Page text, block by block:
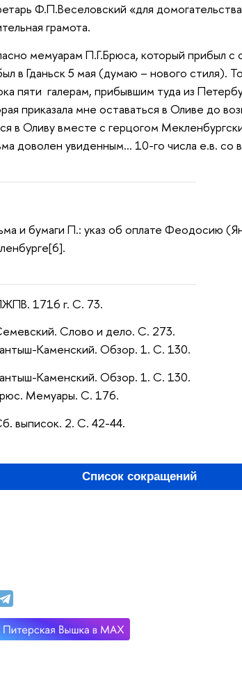
Ф.П.Веселовский «для
грамота.
мемуарам П.Г.Брюса, который прибыл с
в Гданьск 5 мая (думаю – нового стиля).
пяти галерам, прибывшим туда из
приказала мне оставаться в Оливе до
в Оливу вместе с герцогом
доволен увиденным… 10-го числа е.в.
и бумаги П.: указ об оплате Феодосию
1716 г. С. 73.
Слово и дело. С. 273.
Каменский. Обзор. 1. С. 130.
Каменский. Обзор. 1. С. 130.
Мемуары. С. 176.
выписок. 2. С. 42-44.
Список сокращений